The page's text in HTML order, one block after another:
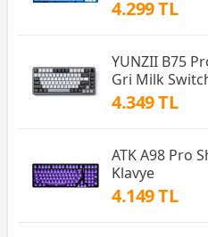
4.299 TL
YUNZII B75
Gri Milk
4.349 TL
ATK A98 Pro
Klavye
4.149 TL